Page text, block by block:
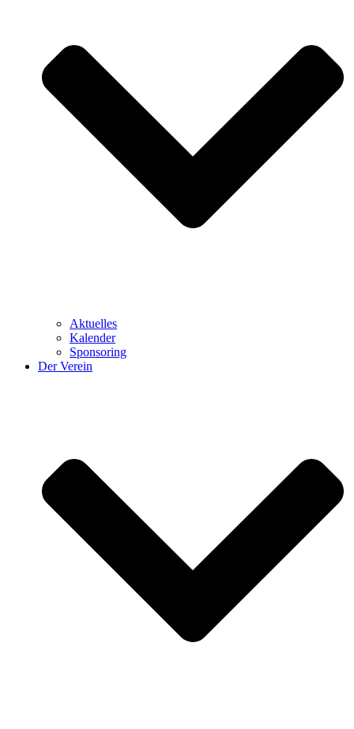
Aktuelles
Kalender
Sponsoring
Der Verein